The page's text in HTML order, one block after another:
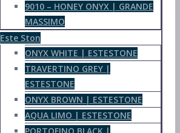
9010 – HONEY ONYX | GRANDE
MASSIMO
Este Ston
ONYX WHITE | ESTESTONE
TRAVERTINO GREY |
ESTESTONE
ONYX BROWN | ESTESTONE
AQUA LIMO | ESTESTONE